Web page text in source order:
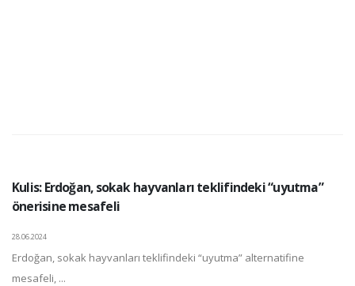
Kulis: Erdoğan, sokak hayvanları teklifindeki “uyutma”
önerisine mesafeli
28.06.2024
Erdoğan, sokak hayvanları teklifindeki “uyutma” alternatifine
mesafeli, ...